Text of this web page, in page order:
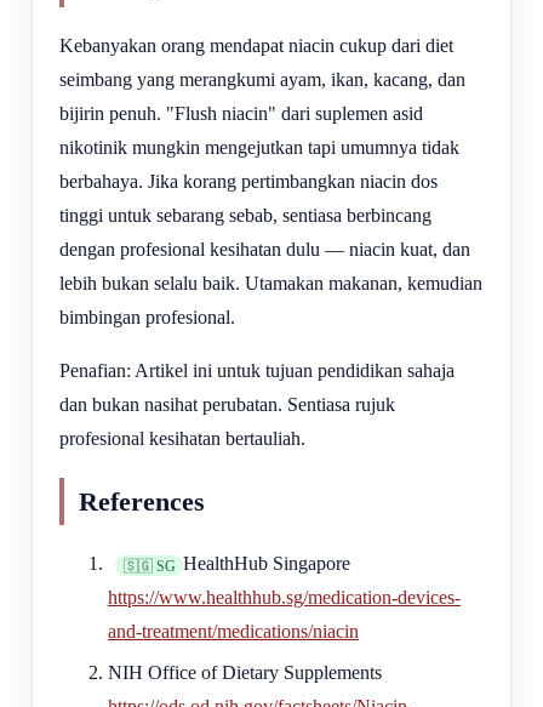
Kebanyakan orang mendapat niacin cukup dari diet
seimbang yang merangkumi ayam, ikan, kacang, dan
bijirin penuh. "Flush niacin" dari suplemen asid
nikotinik mungkin mengejutkan tapi umumnya tidak
berbahaya. Jika korang pertimbangkan niacin dos
tinggi untuk sebarang sebab, sentiasa berbincang
dengan profesional kesihatan dulu — niacin kuat, dan
lebih bukan selalu baik. Utamakan makanan, kemudian
bimbingan profesional.
Penafian: Artikel ini untuk tujuan pendidikan sahaja
dan bukan nasihat perubatan. Sentiasa rujuk
profesional kesihatan bertauliah.
References
🇸🇬 SG HealthHub Singapore
https://www.healthhub.sg/medication-devices-
and-treatment/medications/niacin
NIH Office of Dietary Supplements